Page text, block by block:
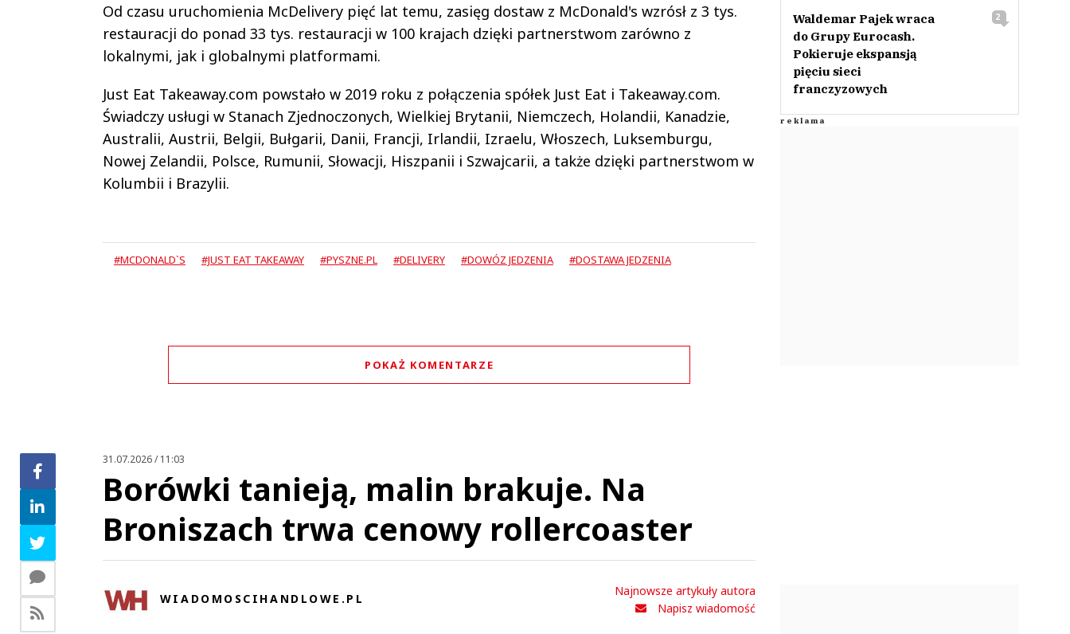
Od czasu uruchomienia McDelivery pięć lat temu, zasięg dostaw z McDonald's wzrósł z 3 tys.
restauracji do ponad 33 tys. restauracji w 100 krajach dzięki partnerstwom zarówno z
lokalnymi, jak i globalnymi platformami.
Just Eat Takeaway.com powstało w 2019 roku z połączenia spółek Just Eat i Takeaway.com.
Świadczy usługi w Stanach Zjednoczonych, Wielkiej Brytanii, Niemczech, Holandii, Kanadzie,
Australii, Austrii, Belgii, Bułgarii, Danii, Francji, Irlandii, Izraelu, Włoszech, Luksemburgu,
Nowej Zelandii, Polsce, Rumunii, Słowacji, Hiszpanii i Szwajcarii, a także dzięki partnerstwom w
Kolumbii i Brazylii.
#MCDONALD`S #JUST EAT TAKEAWAY #PYSZNE.PL #DELIVERY #DOWÓZ JEDZENIA #DOSTAWA JEDZENIA
POKAŻ KOMENTARZE
Anuluj
Waldemar Pajek wraca
do Grupy Eurocash.
Pokieruje ekspansją
pięciu sieci
franczyzowych
2
31.07.2026 / 11:03
Borówki tanieją, malin brakuje. Na
Broniszach trwa cenowy rollercoaster
WIADOMOSCIHANDLOWE.PL
Najnowsze artykuły autora
Napisz wiadomość